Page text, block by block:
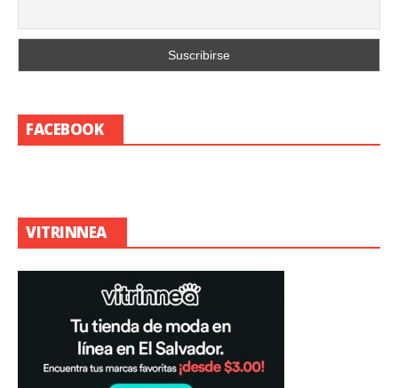
FACEBOOK
VITRINNEA